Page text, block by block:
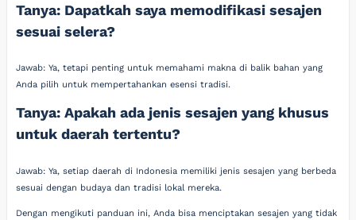
Tanya: Dapatkah saya memodifikasi sesajen
sesuai selera?
Jawab: Ya, tetapi penting untuk memahami makna di balik bahan yang
Anda pilih untuk mempertahankan esensi tradisi.
Tanya: Apakah ada jenis sesajen yang khusus
untuk daerah tertentu?
Jawab: Ya, setiap daerah di Indonesia memiliki jenis sesajen yang berbeda
sesuai dengan budaya dan tradisi lokal mereka.
Dengan mengikuti panduan ini, Anda bisa menciptakan sesajen yang tidak